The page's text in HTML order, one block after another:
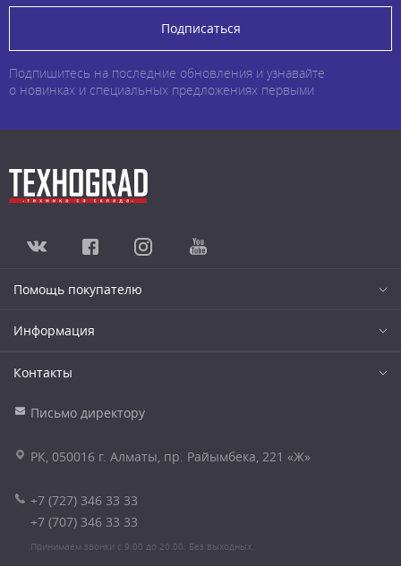
Подписаться
Подпишитесь на последние обновления и узнавайте
о новинках и специальных предложениях первыми
Помощь покупателю
Информация
Контакты
Письмо директору
РК, 050016 г. Алматы, пр. Райымбека, 221 «Ж»
+7 (727) 346 33 33
+7 (707) 346 33 33
Принимаем звонки с 9.00 до 20.00. Без выходных.